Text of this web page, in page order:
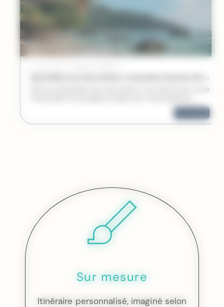
Seychelles avec des enfants : le paradis à hauteur de famille
Partir aux Seychelles avec des enfants, c’est ralentir pour mieux
balades à vélo et premiers poissons observés sous l’eau,
chaque île devient un terrain d’aventure douce. Un voyage à
vivre en famille, au rythme des lagons et des souvenirs qui
Sur mesure
Itinéraire personnalisé, imaginé selon